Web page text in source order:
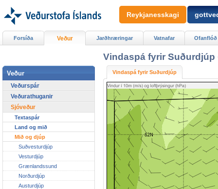
Vindaspá fyrir Suðurdjúp
Vindaspá fyrir Suðurdjúp
Forsíða Veður Jarðhræringar Vatnafar Ofanflóð
Veður
Veðurspár
Veðurathuganir
Sjóveður
Textaspár
Land og mið
Mið og djúp
Suðvesturdjúp
Vesturdjúp
Grænlandssund
Norðurdjúp
Austurdjúp
Reykjanesskagi